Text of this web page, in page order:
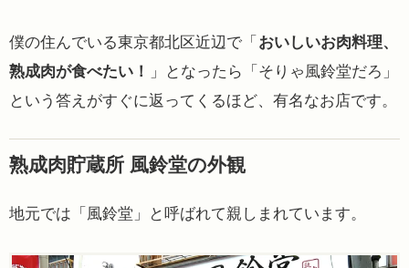
僕の住んでいる東京都北区近辺で「 おいしいお肉料理、
熟成肉が食べたい！
」となったら「そりゃ風鈴堂だろ」
という答えがすぐに返ってくるほど、有名なお店です。
熟成肉貯蔵所 風鈴堂の外観
地元では「風鈴堂」と呼ばれて親しまれています。